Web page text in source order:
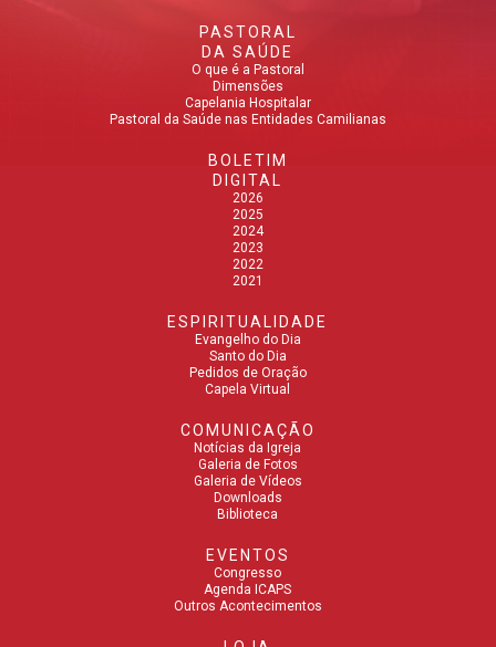
PASTORAL
DA SAÚDE
O que é a Pastoral
Dimensões
Capelania Hospitalar
Pastoral da Saúde nas Entidades Camilianas
BOLETIM
DIGITAL
2026
2025
2024
2023
2022
2021
ESPIRITUALIDADE
Evangelho do Dia
Santo do Dia
Pedidos de Oração
Capela Virtual
COMUNICAÇÃO
Notícias da Igreja
Galeria de Fotos
Galeria de Vídeos
Downloads
Biblioteca
EVENTOS
Congresso
Agenda ICAPS
Outros Acontecimentos